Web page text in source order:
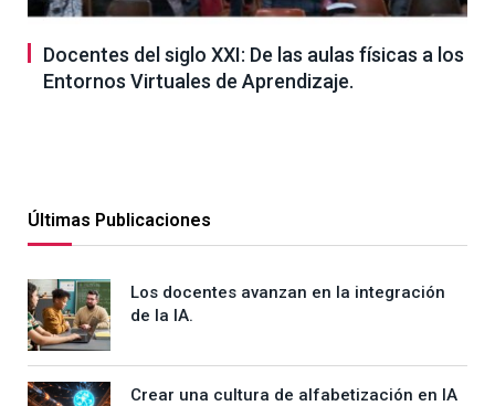
Docentes del siglo XXI: De las aulas físicas a los
Entornos Virtuales de Aprendizaje.
Últimas Publicaciones
Los docentes avanzan en la integración
de la IA.
Crear una cultura de alfabetización en IA